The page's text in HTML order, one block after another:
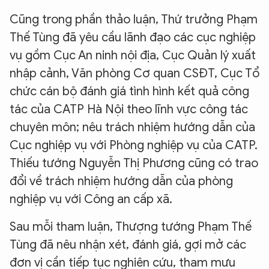
Cũng trong phần thảo luận, Thứ trưởng Phạm
Thế Tùng đã yêu cầu lãnh đạo các cục nghiệp
vụ gồm Cục An ninh nội địa, Cục Quản lý xuất
nhập cảnh, Văn phòng Cơ quan CSĐT, Cục Tổ
chức cán bộ đánh giá tình hình kết quả công
tác của CATP Hà Nội theo lĩnh vực công tác
chuyên môn; nêu trách nhiệm hướng dẫn của
Cục nghiệp vụ với Phòng nghiệp vụ của CATP.
Thiếu tướng Nguyễn Thị Phương cũng có trao
đổi về trách nhiệm hướng dẫn của phòng
nghiệp vụ với Công an cấp xã.
Sau mỗi tham luận, Thượng tướng Phạm Thế
Tùng đã nêu nhận xét, đánh giá, gợi mở các
đơn vị cần tiếp tục nghiên cứu, tham mưu